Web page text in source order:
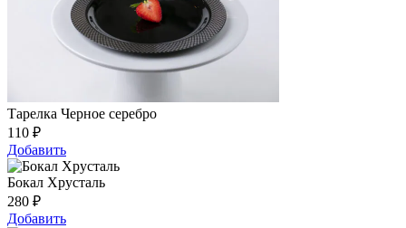
Тарелка Черное серебро
110 ₽
Добавить
Бокал Хрусталь
280 ₽
Добавить